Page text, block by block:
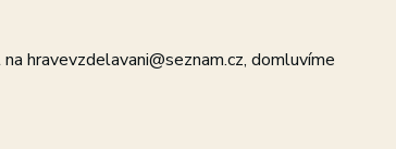
hravevzdelavani@seznam.cz, domluvíme